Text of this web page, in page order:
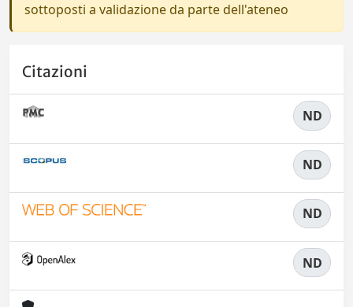
sottoposti a validazione da parte dell'ateneo
Citazioni
ND
ND
ND
ND